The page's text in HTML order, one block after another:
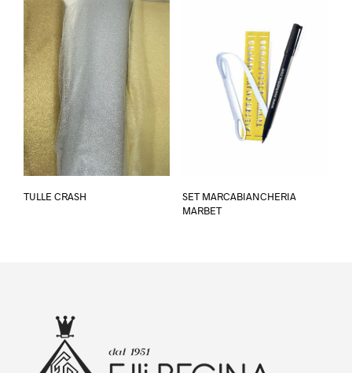
del
prodotto
TULLE CRASH
nella
pagina
SET MARCABIANCHERIA
MARBET